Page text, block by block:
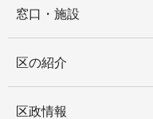
窓口・施設
区の紹介
区政情報